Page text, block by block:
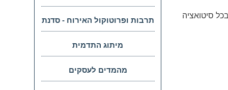
סיטואציה
תרבות ופרוטוקול האירוח - סדנת
מיתוג התדמית
המקצועית/עסקית/פוליטית
מהמדים לעסקים